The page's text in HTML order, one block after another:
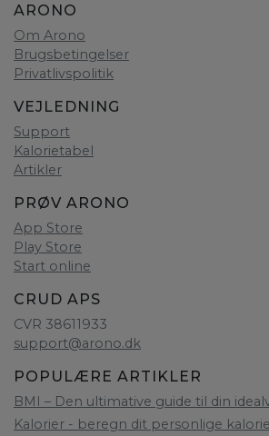
ARONO
Om Arono
Brugsbetingelser
Privatlivspolitik
VEJLEDNING
Support
Kalorietabel
Artikler
PRØV ARONO
App Store
Play Store
Start online
CRUD APS
CVR 38611933
support@arono.dk
POPULÆRE ARTIKLER
BMI – Den ultimative guide til din
Kalorier - beregn dit personlige